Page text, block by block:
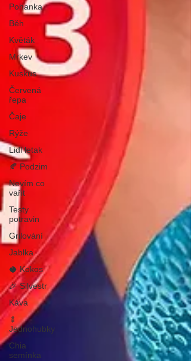
Pohanka
Běh
Květák
Mrkev
Kuskus
Červená
řepa
Čaje
Rýže
Lidl letak
🍂 Podzim
Nevím co
vařit
Testy
potravin
Grilování
Jablka
🥥 Kokos
🎉 Silvestr
Káva
🍢
Jednohubky
Chia
semínka